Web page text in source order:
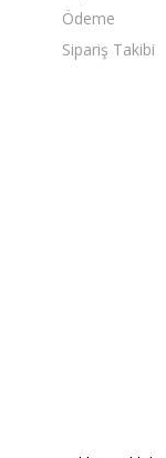
Ödeme
Sipariş Takibi